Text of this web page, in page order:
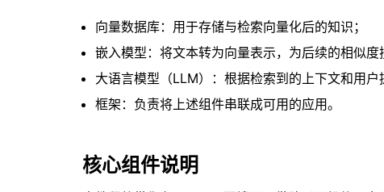
向量数据库：用于存储与检索向量化后的知识；
嵌入模型：将文本转为向量表示，为后续的相似度
大语言模型（LLM）：根据检索到的上下文和用户
框架：负责将上述组件串联成可用的应用。
核心组件说明